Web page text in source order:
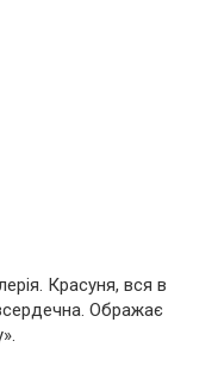
Красуня, вся в
Ображає